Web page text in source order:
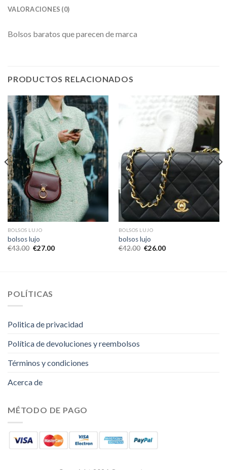
VALORACIONES (0)
Bolsos baratos que parecen de marca
PRODUCTOS RELACIONADOS
BOLSOS LUJO
bolsos lujo
€43.00 €27.00
BOLSOS LUJO
bolsos lujo
€42.00 €26.00
POLÍTICAS
Politica de privacidad
Política de devoluciones y reembolsos
Términos y condiciones
Acerca de
MÉTODO DE PAGO